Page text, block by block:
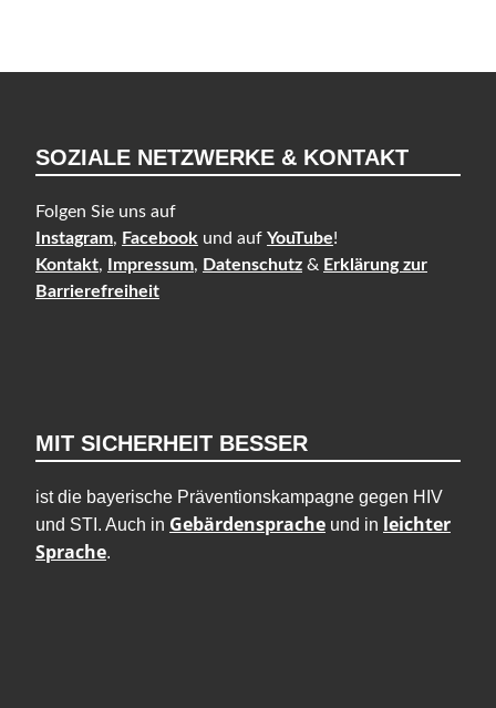
o
SOZIALE NETZWERKE & KONTAKT
Folgen Sie uns auf
Instagram, Facebook und auf YouTube!
Kontakt, Impressum, Datenschutz & Erklärung zur
Barrierefreiheit
MIT SICHERHEIT BESSER
ist die bayerische Präventionskampagne gegen HIV
und STI. Auch in Gebärdensprache und in leichter
Sprache.